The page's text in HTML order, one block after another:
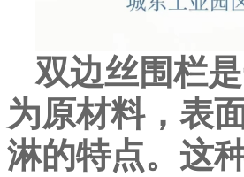
双边丝围栏
为原材料，表
淋的特点。这